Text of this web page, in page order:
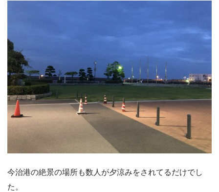
今治港の絶景の場所も数人が夕涼みをされてるだけでし
た。